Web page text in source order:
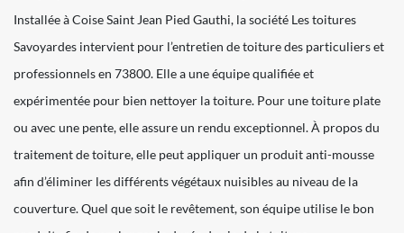
Installée à Coise Saint Jean Pied Gauthi, la société Les toitures
Savoyardes intervient pour l’entretien de toiture des particuliers et
professionnels en 73800. Elle a une équipe qualifiée et
expérimentée pour bien nettoyer la toiture. Pour une toiture plate
ou avec une pente, elle assure un rendu exceptionnel. À propos du
traitement de toiture, elle peut appliquer un produit anti-mousse
afin d’éliminer les différents végétaux nuisibles au niveau de la
couverture. Quel que soit le revêtement, son équipe utilise le bon